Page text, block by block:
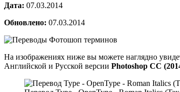
Дата: 07.03.2014
Обновлено: 07.03.2014
На изображениях ниже вы можете наглядно
Английской и Русской версии Photoshop CC